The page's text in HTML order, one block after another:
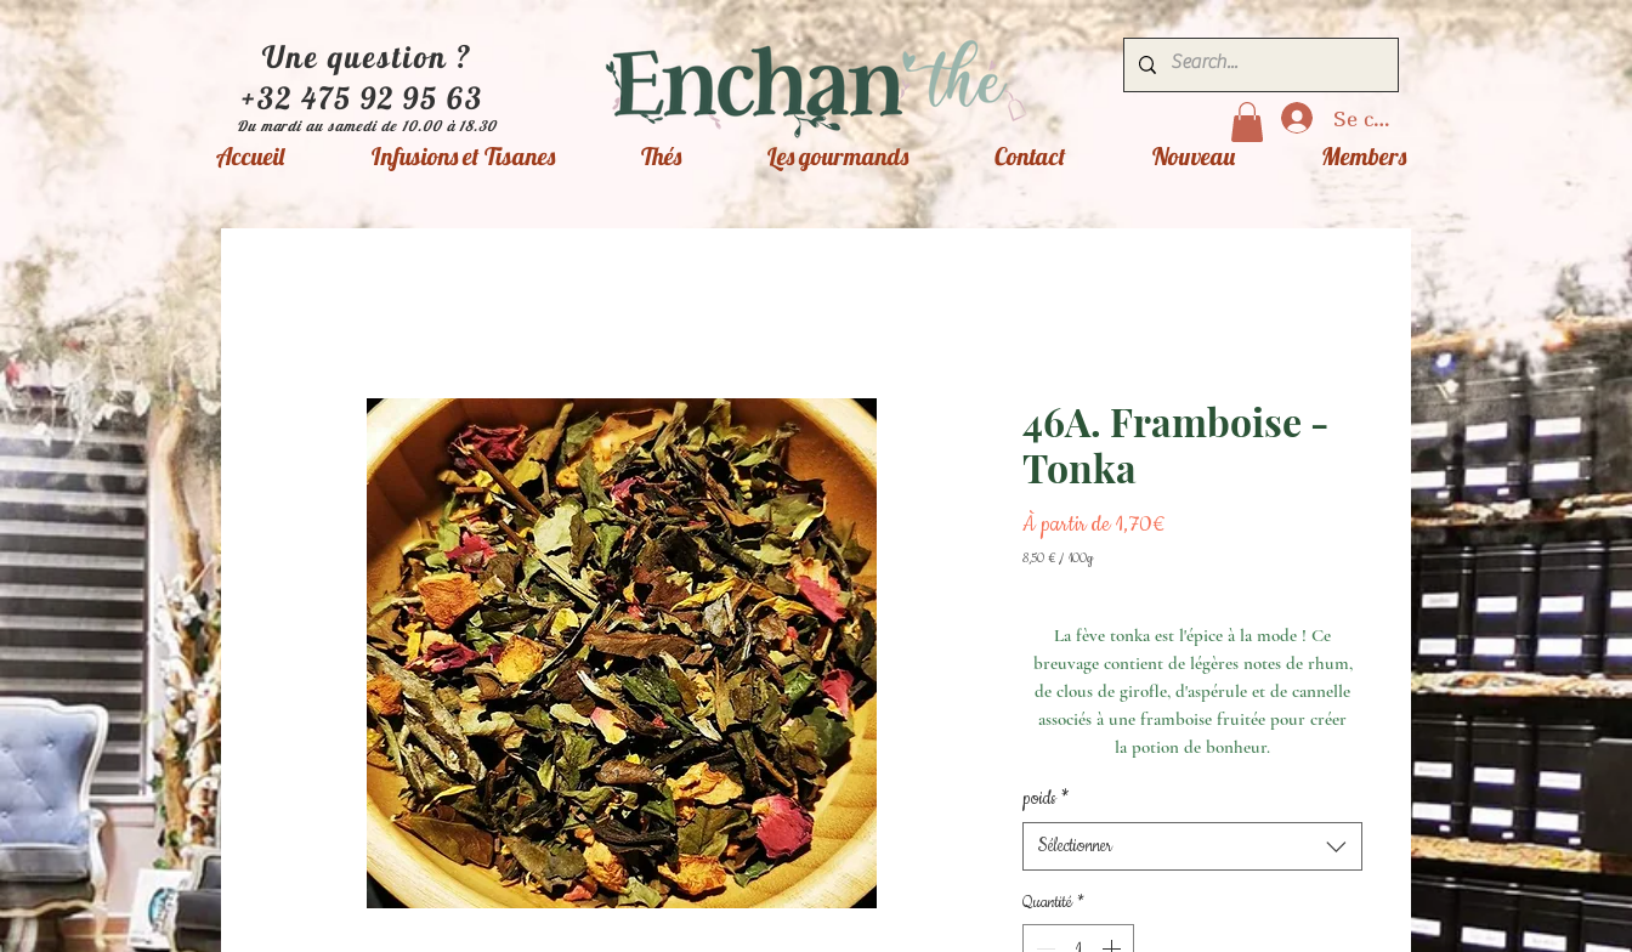
Une question ?
+32 475 92 95 63
Du mardi au samedi de 10.00 à 18.30 Se connecter
Accueil Infusions et Tisanes Thés Les gourmands Contact Nouveau Members
46A. Framboise -
Tonka
À partir de1,70€Prix
8,50 € / 100g
La fève tonka est l'épice à la mode ! Ce
breuvage contient de légères notes de rhum,
de clous de girofle, d'aspérule et de cannelle
associés à une framboise fruitée pour créer
la potion de bonheur.
poids *
Sélectionner
Quantité *